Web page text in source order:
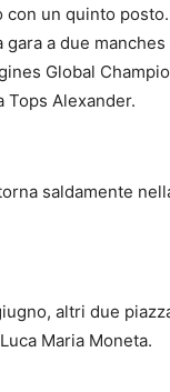
con un quinto
gara a due
Global
Tops Alexander.
saldamente
altri due
Maria Moneta.